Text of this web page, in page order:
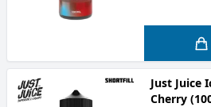
Just Juice
Cherry